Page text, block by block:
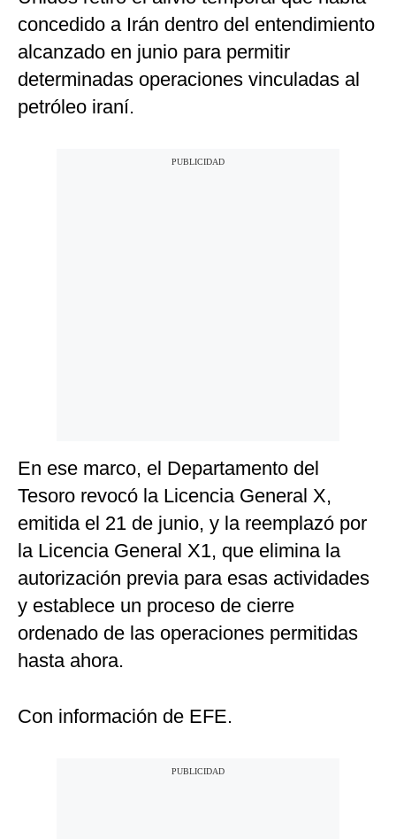
concedido a Irán dentro del entendimiento
alcanzado en junio para permitir
determinadas operaciones vinculadas al
petróleo iraní.
En ese marco, el Departamento del
Tesoro revocó la Licencia General X,
emitida el 21 de junio, y la reemplazó por
la Licencia General X1, que elimina la
autorización previa para esas actividades
y establece un proceso de cierre
ordenado de las operaciones permitidas
hasta ahora.
Con información de EFE.